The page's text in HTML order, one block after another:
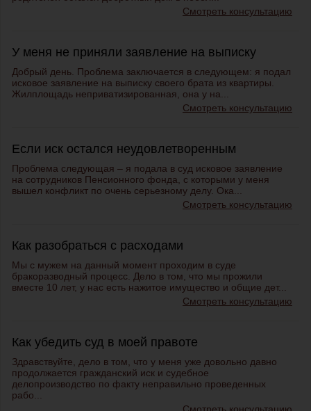
Смотреть консультацию
У меня не приняли заявление на выписку
Добрый день. Проблема заключается в следующем: я подал
исковое заявление на выписку своего брата из квартиры.
Жилплощадь неприватизированная, она у на...
Смотреть консультацию
Если иск остался неудовлетворенным
Проблема следующая – я подала в суд исковое заявление
на сотрудников Пенсионного фонда, с которыми у меня
вышел конфликт по очень серьезному делу. Ока...
Смотреть консультацию
Как разобраться с расходами
Мы с мужем на данный момент проходим в суде
бракоразводный процесс. Дело в том, что мы прожили
вместе 10 лет, у нас есть нажитое имущество и общие дет...
Смотреть консультацию
Как убедить суд в моей правоте
Здравствуйте, дело в том, что у меня уже довольно давно
продолжается гражданский иск и судебное
делопроизводство по факту неправильно проведенных
рабо...